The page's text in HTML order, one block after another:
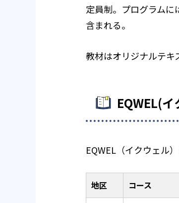
定員制。プログラム
含まれる。
教材はオリジナルテキ
EQWEL(
EQWEL（イクウェル
地区 コース